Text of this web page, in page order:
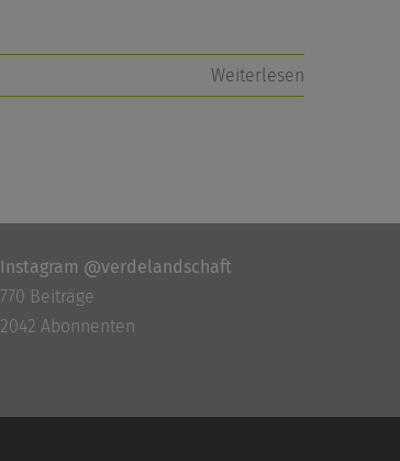
Weiterlesen
Instagram @verdelandschaft
770 Beiträge
2042 Abonnenten